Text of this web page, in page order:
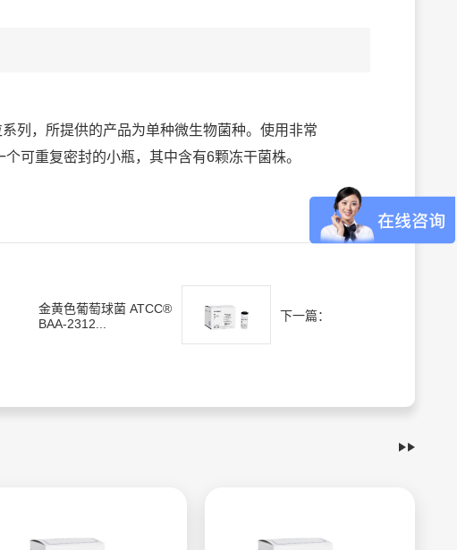
列，所提供的产品为单种微生物菌种。使用非常
可重复密封的小瓶，其中含有6颗冻干菌株。
金黄色葡萄球菌 ATCC®
BAA-2312...
下一篇：